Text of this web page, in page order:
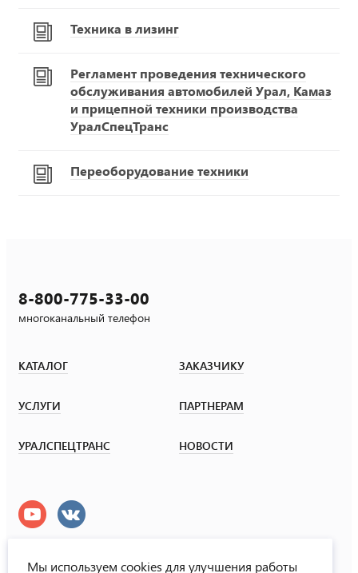
Техника в лизинг
Регламент проведения технического
обслуживания автомобилей Урал, Камаз
и прицепной техники производства
УралСпецТранс
Переоборудование техники
8-800-775-33-00
многоканальный телефон
КАТАЛОГ ЗАКАЗЧИКУ
УСЛУГИ ПАРТНЕРАМ
УРАЛСПЕЦТРАНС НОВОСТИ
Мы используем cookies для улучшения работы